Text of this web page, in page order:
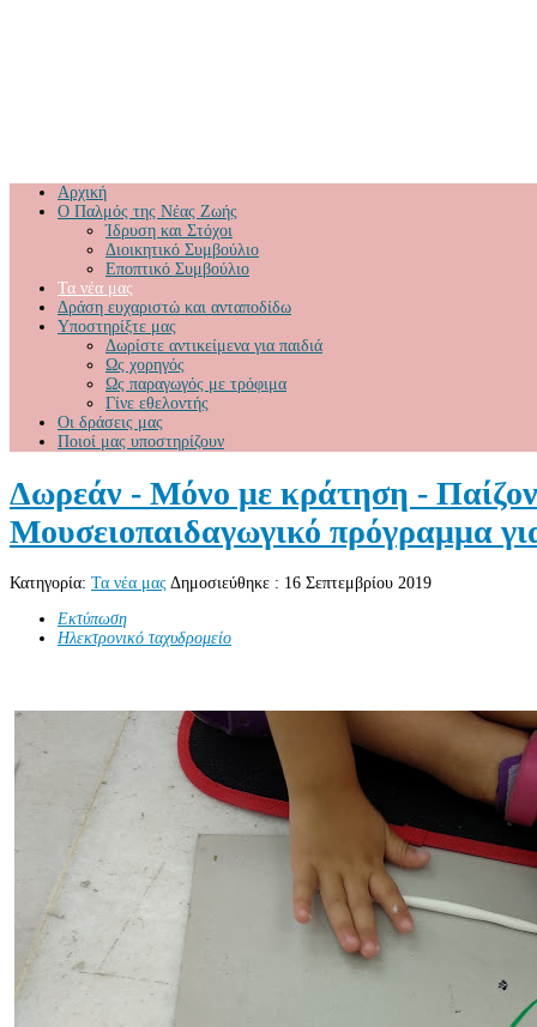
Αρχική
Ο Παλμός της Νέας Ζωής
Ίδρυση και Στόχοι
Διοικητικό Συμβούλιο
Εποπτικό Συμβούλιο
Τα νέα μας
Δράση ευχαριστώ και ανταποδίδω
Υποστηρίξτε μας
Δωρίστε αντικείμενα για παιδιά
Ως χορηγός
Ως παραγωγός με τρόφιμα
Γίνε εθελοντής
Οι δράσεις μας
Ποιοί μας υποστηρίζουν
Δωρεάν - Μόνο με κράτηση -
Μουσειοπαιδαγωγικό πρόγραμμα
Κατηγορία: Τα νέα μας Δημοσιεύθηκε : 16 Σεπτεμβρίου 2019
Εκτύπωση
Ηλεκτρονικό ταχυδρομείο